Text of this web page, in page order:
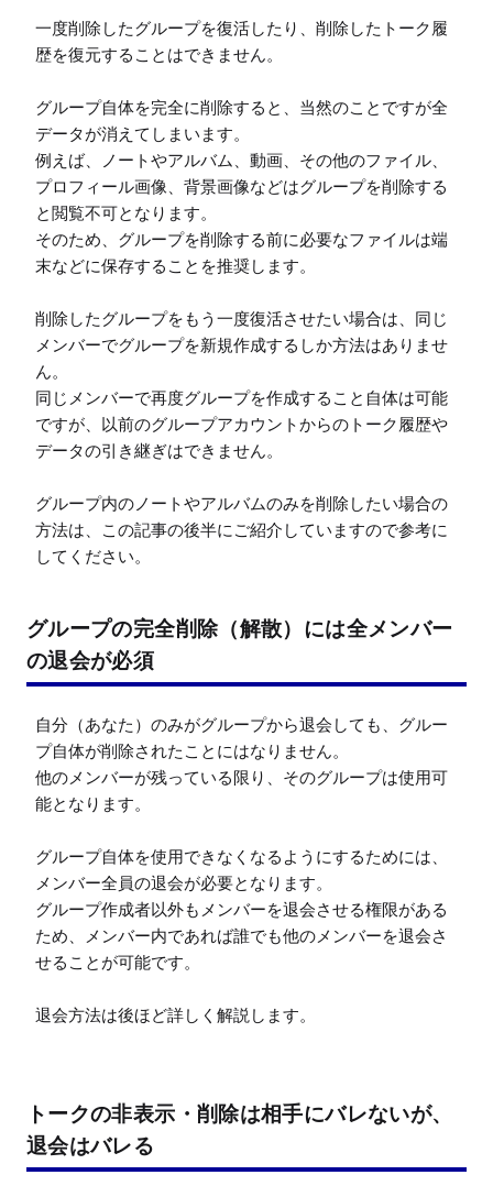
一度削除したグループを復活したり、削除したトーク履
歴を復元することはできません。
グループ自体を完全に削除すると、当然のことですが全
データが消えてしまいます。
例えば、ノートやアルバム、動画、その他のファイル、
プロフィール画像、背景画像などはグループを削除する
と閲覧不可となります。
そのため、グループを削除する前に必要なファイルは端
末などに保存することを推奨します。
削除したグループをもう一度復活させたい場合は、同じ
メンバーでグループを新規作成するしか方法はありませ
ん。
同じメンバーで再度グループを作成すること自体は可能
ですが、以前のグループアカウントからのトーク履歴や
データの引き継ぎはできません。
グループ内のノートやアルバムのみを削除したい場合の
方法は、この記事の後半にご紹介していますので参考に
してください。
グループの完全削除（解散）には全メンバー
の退会が必須
自分（あなた）のみがグループから退会しても、グルー
プ自体が削除されたことにはなりません。
他のメンバーが残っている限り、そのグループは使用可
能となります。
グループ自体を使用できなくなるようにするためには、
メンバー全員の退会が必要となります。
グループ作成者以外もメンバーを退会させる権限がある
ため、メンバー内であれば誰でも他のメンバーを退会さ
せることが可能です。
退会方法は後ほど詳しく解説します。
トークの非表示・削除は相手にバレないが、
退会はバレる